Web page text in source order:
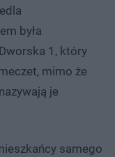
była
1, który
mimo że
je
samego